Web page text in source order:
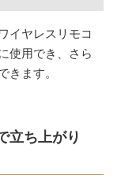
イヤレスリモコ
使用でき、さら
きます。
立ち上がり